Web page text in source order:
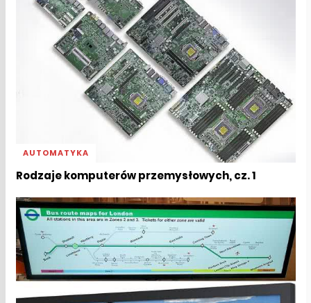
AUTOMATYKA
Rodzaje komputerów przemysłowych, cz. 1